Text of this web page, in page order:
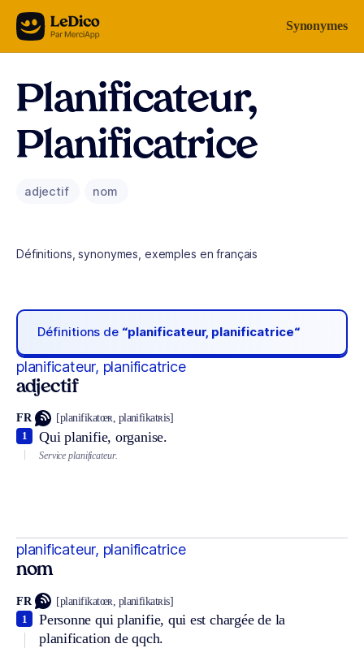
Aller au contenu Synonymes
Planificateur,
Planificatrice
adjectif nom
Définitions, synonymes, exemples en français
Définitions de “planificateur, planificatrice“
planificateur, planificatrice
adjectif
FR [planifikatœʀ, planifikatʀis]
Qui planifie, organise.
1
Service planificateur.
planificateur, planificatrice
nom
FR [planifikatœʀ, planifikatʀis]
Personne qui planifie, qui est chargée de la
planification de qqch.
1